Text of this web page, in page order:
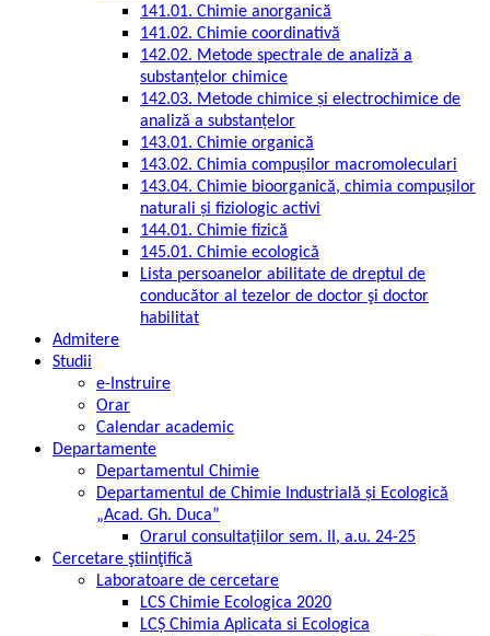
141.01. Chimie anorganică
141.02. Chimie coordinativă
142.02. Metode spectrale de analiză a
substanțelor chimice
142.03. Metode chimice și electrochimice de
analiză a substanțelor
143.01. Chimie organică
143.02. Chimia compușilor macromoleculari
143.04. Chimie bioorganică, chimia compușilor
naturali și fiziologic activi
144.01. Chimie fizică
145.01. Chimie ecologică
Lista persoanelor abilitate de dreptul de
conducător al tezelor de doctor şi doctor
habilitat
Admitere
Studii
e-Instruire
Orar
Calendar academic
Departamente
Departamentul Chimie
Departamentul de Chimie Industrială și Ecologică
„Acad. Gh. Duca”
Orarul consultațiilor sem. II, a.u. 24-25
Cercetare ştiinţifică
Laboratoare de cercetare
LCS Chimie Ecologica 2020
LCȘ Chimia Aplicata si Ecologica